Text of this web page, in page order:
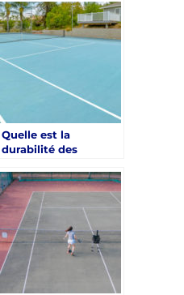
Terrain de Tennis à
Nice avec les Cours
Privés ?
Quelle est la
durabilité des
tennis construites
par des
constructeurs à Nice